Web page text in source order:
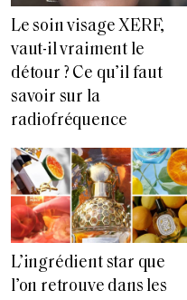
Le soin visage XERF,
vaut-il vraiment le
détour ? Ce qu’il faut
savoir sur la
radiofréquence
L’ingrédient star que
l’on retrouve dans les